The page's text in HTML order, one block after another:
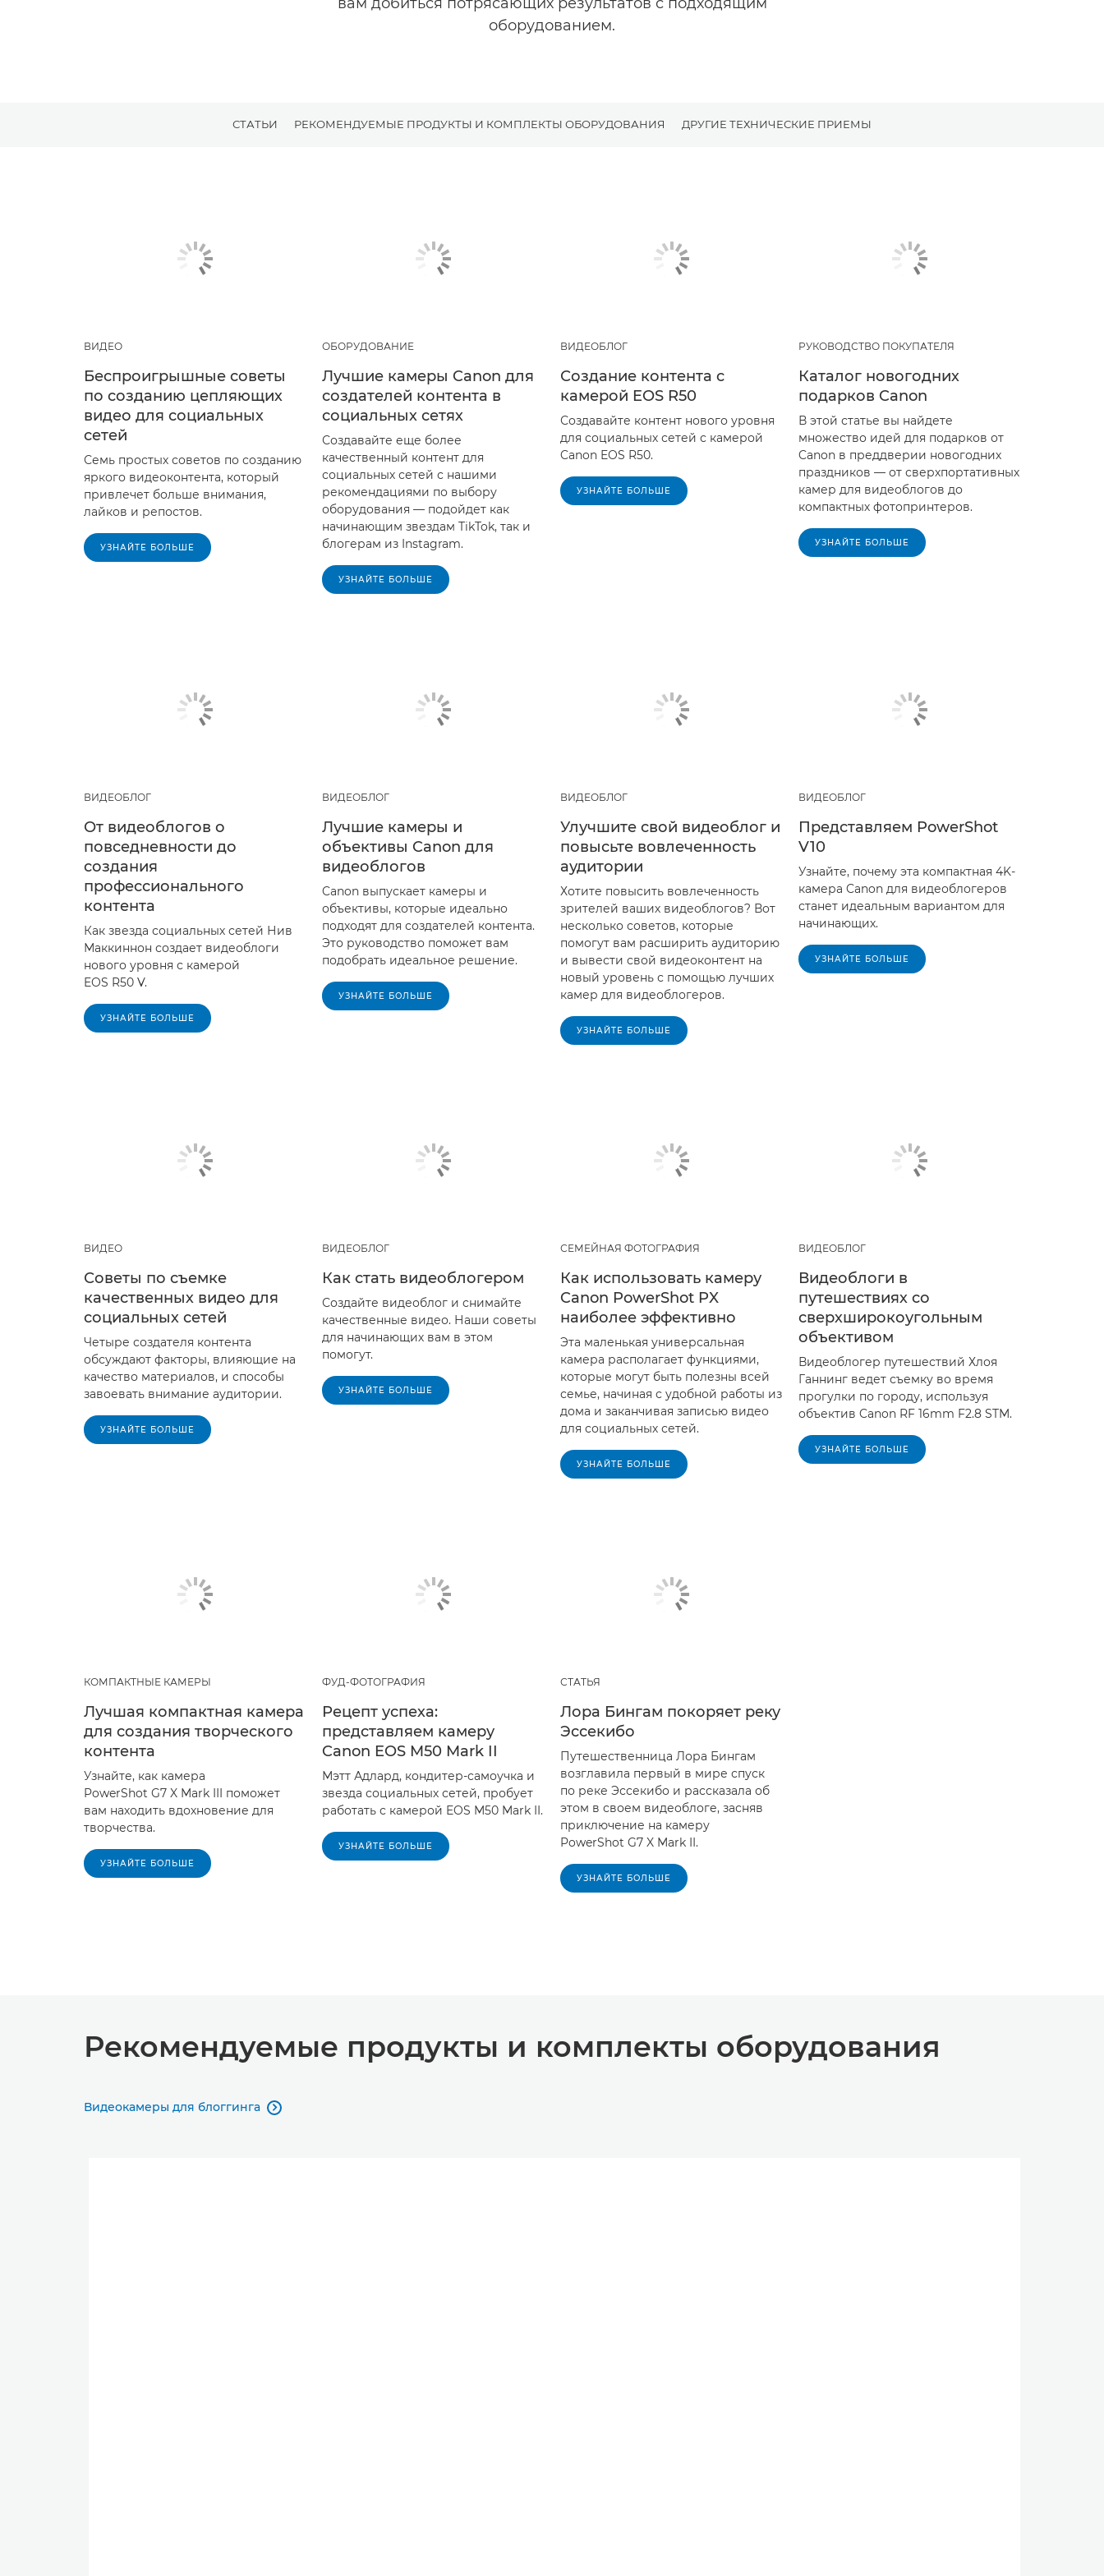
оборудованием.
СТАТЬИ РЕКОМЕНДУЕМЫЕ ПРОДУКТЫ И КОМПЛЕКТЫ ОБОРУДОВАНИЯ ДРУГИЕ ТЕХНИЧЕСКИЕ ПРИЕМЫ
ВИДЕО
Беспроигрышные советы
по созданию цепляющих
видео для социальных
сетей
Семь простых советов по созданию
яркого видеоконтента, который
привлечет больше внимания,
лайков и репостов.
УЗНАЙТЕ БОЛЬШЕ
ОБОРУДОВАНИЕ
Лучшие камеры Canon для
создателей контента в
социальных сетях
Создавайте еще более
качественный контент для
социальных сетей с нашими
рекомендациями по выбору
оборудования — подойдет как
начинающим звездам TikTok, так и
блогерам из Instagram.
УЗНАЙТЕ БОЛЬШЕ
ВИДЕОБЛОГ
Создание контента с
камерой EOS R50
Создавайте контент нового уровня
для социальных сетей с камерой
Canon EOS R50.
УЗНАЙТЕ БОЛЬШЕ
РУКОВОДСТВО ПОКУПАТЕЛЯ
Каталог новогодних
подарков Canon
В этой статье вы найдете
множество идей для подарков от
Canon в преддверии новогодних
праздников — от сверхпортативных
камер для видеоблогов до
компактных фотопринтеров.
УЗНАЙТЕ БОЛЬШЕ
ВИДЕОБЛОГ
От видеоблогов о
повседневности до
создания
профессионального
контента
Как звезда социальных сетей Нив
Маккиннон создает видеоблоги
нового уровня с камерой
EOS R50 V.
УЗНАЙТЕ БОЛЬШЕ
ВИДЕОБЛОГ
Лучшие камеры и
объективы Canon для
видеоблогов
Canon выпускает камеры и
объективы, которые идеально
подходят для создателей контента.
Это руководство поможет вам
подобрать идеальное решение.
УЗНАЙТЕ БОЛЬШЕ
ВИДЕОБЛОГ
Улучшите свой видеоблог и
повысьте вовлеченность
аудитории
Хотите повысить вовлеченность
зрителей ваших видеоблогов? Вот
несколько советов, которые
помогут вам расширить аудиторию
и вывести свой видеоконтент на
новый уровень с помощью лучших
камер для видеоблогеров.
УЗНАЙТЕ БОЛЬШЕ
ВИДЕОБЛОГ
Представляем PowerShot
V10
Узнайте, почему эта компактная 4K-
камера Canon для видеоблогеров
станет идеальным вариантом для
начинающих.
УЗНАЙТЕ БОЛЬШЕ
ВИДЕО
Советы по съемке
качественных видео для
социальных сетей
Четыре создателя контента
обсуждают факторы, влияющие на
качество материалов, и способы
завоевать внимание аудитории.
УЗНАЙТЕ БОЛЬШЕ
ВИДЕОБЛОГ
Как стать видеоблогером
Создайте видеоблог и снимайте
качественные видео. Наши советы
для начинающих вам в этом
помогут.
УЗНАЙТЕ БОЛЬШЕ
СЕМЕЙНАЯ ФОТОГРАФИЯ
Как использовать камеру
Canon PowerShot PX
наиболее эффективно
Эта маленькая универсальная
камера располагает функциями,
которые могут быть полезны всей
семье, начиная с удобной работы из
дома и заканчивая записью видео
для социальных сетей.
УЗНАЙТЕ БОЛЬШЕ
ВИДЕОБЛОГ
Видеоблоги в
путешествиях со
сверхширокоугольным
объективом
Видеоблогер путешествий Хлоя
Ганнинг ведет съемку во время
прогулки по городу, используя
объектив Canon RF 16mm F2.8 STM.
УЗНАЙТЕ БОЛЬШЕ
КОМПАКТНЫЕ КАМЕРЫ
Лучшая компактная камера
для создания творческого
контента
Узнайте, как камера
PowerShot G7 X Mark III поможет
вам находить вдохновение для
творчества.
УЗНАЙТЕ БОЛЬШЕ
ФУД-ФОТОГРАФИЯ
Рецепт успеха:
представляем камеру
Canon EOS M50 Mark II
Мэтт Адлард, кондитер-самоучка и
звезда социальных сетей, пробует
работать с камерой EOS M50 Mark II.
УЗНАЙТЕ БОЛЬШЕ
СТАТЬЯ
Лора Бингам покоряет реку
Эссекибо
Путешественница Лора Бингам
возглавила первый в мире спуск
по реке Эссекибо и рассказала об
этом в своем видеоблоге, засняв
приключение на камеру
PowerShot G7 X Mark II.
УЗНАЙТЕ БОЛЬШЕ
Рекомендуемые продукты и комплекты оборудования
Видеокамеры для блоггинга 